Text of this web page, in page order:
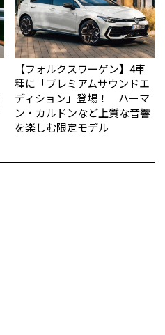
【フォルクスワーゲン】4車
種に「プレミアムサウンドエ
ディション」登場！ ハーマ
ン・カルドンなど上質な音響
を楽しむ限定モデル